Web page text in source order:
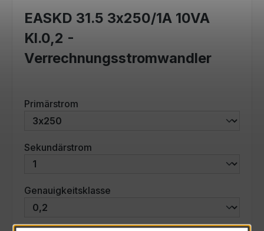
EASKD 31.5 3x250/1A 10VA
Kl.0,2 -
Verrechnungsstromwandler
Primärstrom
Sekundärstrom
Genauigkeitsklasse